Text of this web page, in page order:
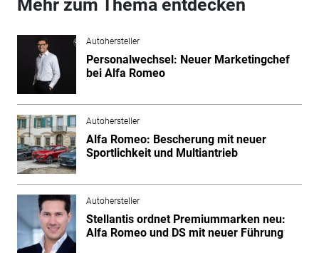
Mehr zum Thema entdecken
Autohersteller
Personalwechsel: Neuer Marketingchef
bei Alfa Romeo
Autohersteller
Alfa Romeo: Bescherung mit neuer
Sportlichkeit und Multiantrieb
Autohersteller
Stellantis ordnet Premiummarken neu:
Alfa Romeo und DS mit neuer Führung